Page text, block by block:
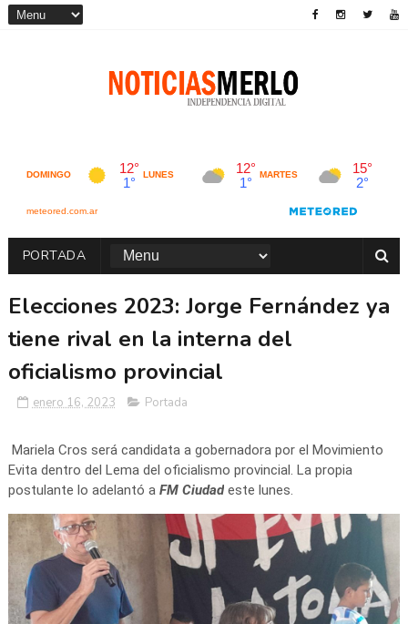
PORTADA
Elecciones 2023: Jorge Fernández ya
tiene rival en la interna del
oficialismo provincial
enero 16, 2023 Portada
Mariela Cros será candidata a gobernadora por el Movimiento
Evita dentro del Lema del oficialismo provincial. La propia
postulante lo adelantó a FM Ciudadeste lunes.